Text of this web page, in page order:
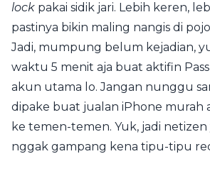
lock pakai sidik jari. Lebih keren,
pastinya bikin maling nangis di
Jadi, mumpung belum kejadian,
waktu 5 menit aja buat aktifin
akun utama lo. Jangan nunggu
dipake buat jualan iPhone murah
ke temen-temen. Yuk, jadi
nggak gampang kena tipu-tipu